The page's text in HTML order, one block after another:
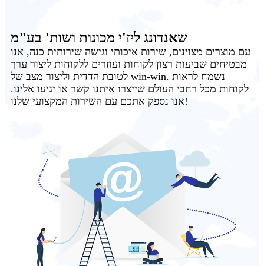
שאנדונג ליז'י מכונות ושות' בע"מ
עם מוצרים מצוינים, שירות איכותי וגישה שירותית כנה, אנו
מבטיחים שביעות רצון לקוחות ועוזרים ללקוחות ליצור ערך
לטובת הדדית וליצור מצב של win-win. נשמח לראות
לקוחות מכל רחבי העולם שייצרו איתנו קשר או יגיעו אלינו.
אנו נספק אתכם עם השירות המקצועי שלנו!